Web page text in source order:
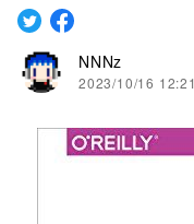
NNNz
2023/10/16 12:21